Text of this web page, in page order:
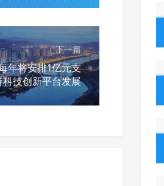
下一篇
年将安排1亿元支
科技创新平台发展